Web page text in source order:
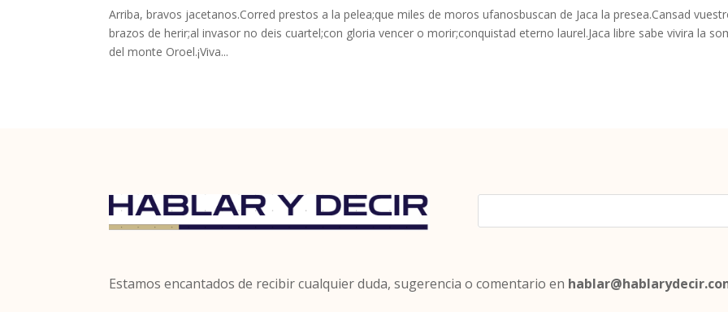
Arriba, bravos jacetanos.Corred prestos a la pelea;que miles de moros ufanosbuscan de Jaca la presea.Cansad
brazos de herir;al invasor no deis cuartel;con gloria vencer o morir;conquistad eterno laurel.Jaca libre sabe vivira la
del monte Oroel.¡Viva...
Estamos encantados de recibir cualquier duda, sugerencia o comentario en